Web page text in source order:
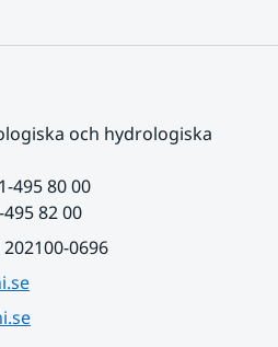
och hydrologiska
495 80 00
82 00
0696